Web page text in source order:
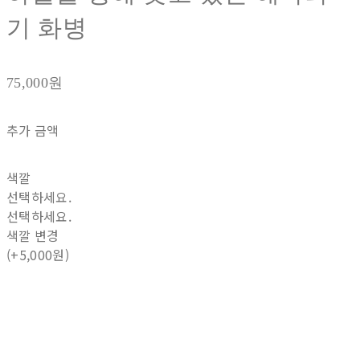
기 화병
75,000원
추가 금액
색깔
선택하세요.
선택하세요.
색깔 변경
(+5,000원)